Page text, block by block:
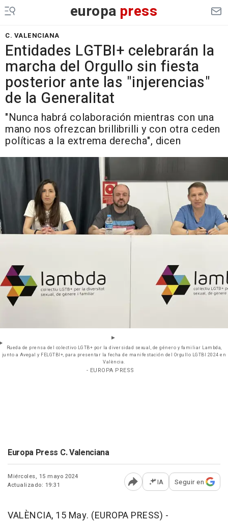
europa press
C. VALENCIANA
Entidades LGTBI+ celebrarán la
marcha del Orgullo sin fiesta
posterior ante las "injerencias"
de la Generalitat
"Nunca habrá colaboración mientras con una
mano nos ofrezcan brillibrilli y con otra ceden
políticas a la extrema derecha", dicen
Rueda de prensa del colectivo LGTB+ por la diversidad sexual, de género y familiar Lambda,
junto a Avegal y FELGTBI+, para presentar la fecha de manifestación del Orgullo LGTBI 2024 en
València.
- EUROPA PRESS
Europa Press C. Valenciana
Miércoles, 15 mayo 2024
Actualizado: 19:31
Abrir opciones para
IA Seguir en
VALÈNCIA, 15 May. (EUROPA PRESS) -